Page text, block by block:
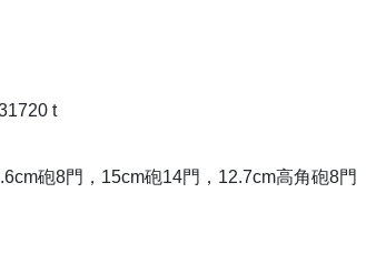
t
砲8門，15cm砲14門，12.7cm高角砲8門